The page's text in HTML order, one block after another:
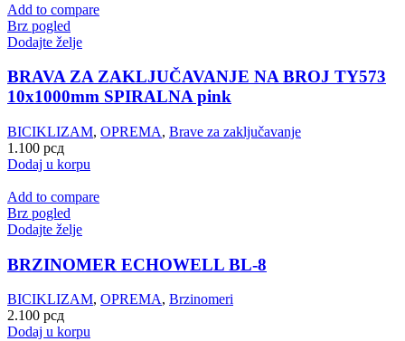
Add to compare
Brz pogled
Dodajte želje
BRAVA ZA ZAKLJUČAVANJE NA BROJ TY573
10x1000mm SPIRALNA pink
BICIKLIZAM, OPREMA, Brave za zaključavanje
1.100 рсд
Dodaj u korpu
Add to compare
Brz pogled
Dodajte želje
BRZINOMER ECHOWELL BL-8
BICIKLIZAM, OPREMA, Brzinomeri
2.100 рсд
Dodaj u korpu